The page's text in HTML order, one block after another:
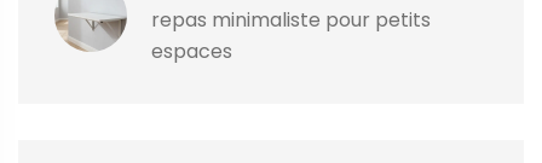
repas minimaliste pour petits
espaces